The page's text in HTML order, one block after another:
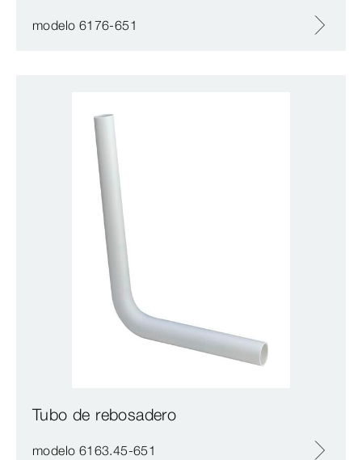
modelo 6176-651
Tubo de rebosadero
modelo 6163.45-651